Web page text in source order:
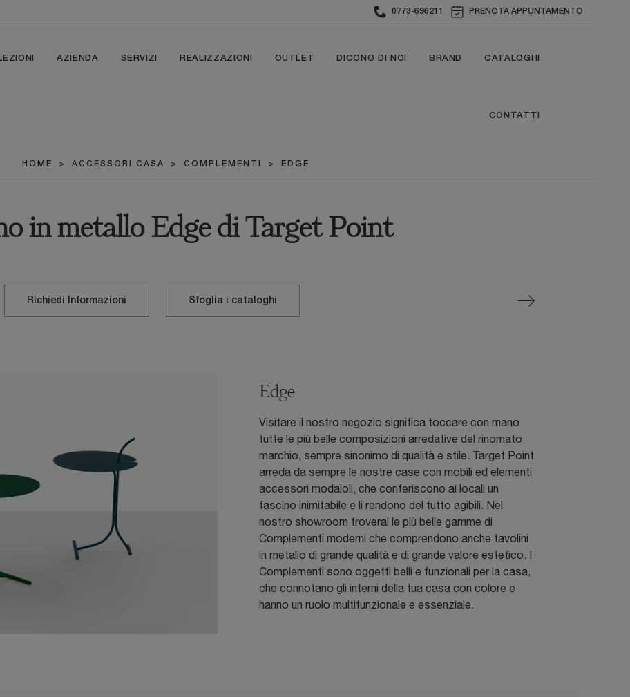
0773-696211 PRENOTA APPUNTAMENTO
AZIENDA SERVIZI REALIZZAZIONI OUTLET DICONO DI NOI BRAND CATALOGHI
CONTATTI
HOME > ACCESSORI CASA > COMPLEMENTI > EDGE
in metallo Edge di Target Point
Richiedi Informazioni Sfoglia i cataloghi
Edge
Visitare il nostro negozio significa toccare con mano
tutte le più belle composizioni arredative del rinomato
marchio, sempre sinonimo di qualità e stile. Target Point
arreda da sempre le nostre case con mobili ed elementi
accessori modaioli, che conferiscono ai locali un
fascino inimitabile e li rendono del tutto agibili. Nel
nostro showroom troverai le più belle gamme di
Complementi moderni che comprendono anche tavolini
in metallo di grande qualità e di grande valore estetico. I
Complementi sono oggetti belli e funzionali per la casa,
che connotano gli interni della tua casa con colore e
hanno un ruolo multifunzionale e essenziale.